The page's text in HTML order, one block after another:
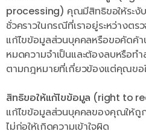
processing) คุณมีสิทธิขอให้ระงั
ชั่วคราวในกรณีที่เราอยู่ระหว่างต
แก้ไขข้อมูลส่วนบุคคลหรือขอคัดค้
หมดความจำเป็นและต้องลบหรือ
ตามกฎหมายที่เกี่ยวข้องแต่คุณขอใ
สิทธิขอให้แก้ไขข้อมูล (right to
แก้ไขข้อมูลส่วนบุคคลของคุณให้ถู
ไม่ก่อให้เกิดความเข้าใจผิด